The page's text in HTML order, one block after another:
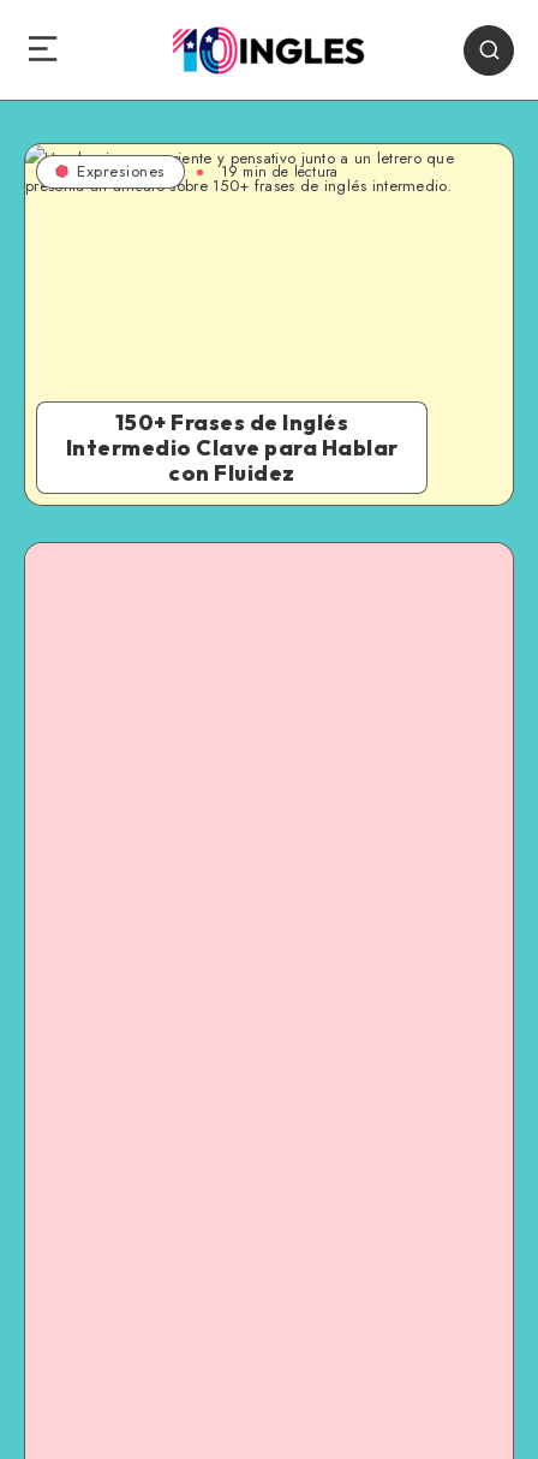
Expresiones 19 min de lectura
150+ Frases de Inglés
Intermedio Clave para Hablar
con Fluidez